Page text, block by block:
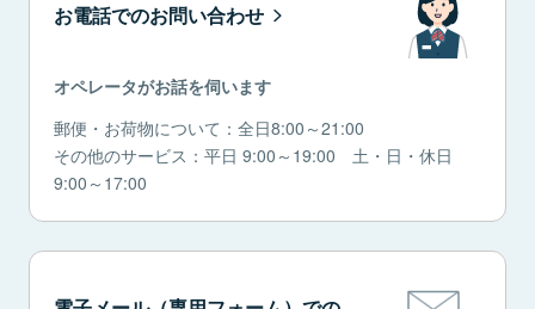
お電話でのお問い合わせ
オペレータがお話を伺います
郵便・お荷物について：全日8:00～21:00
その他のサービス：平日 9:00～19:00 土・日・休日
9:00～17:00